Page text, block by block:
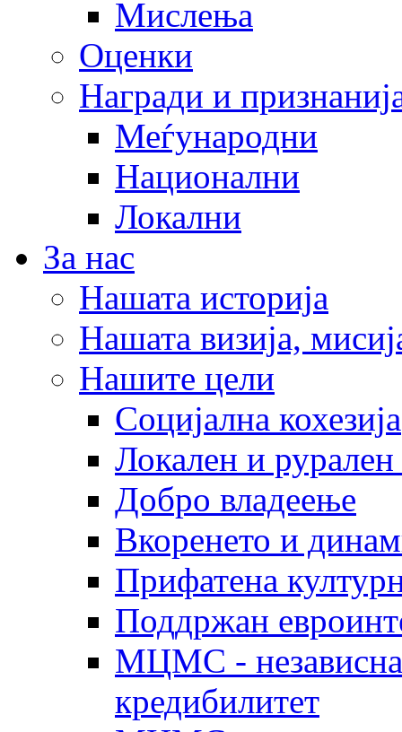
Мислења
Оценки
Награди и
Меѓународни
Национални
Локални
За нас
Нашата историја
Нашата визија,
Нашите цели
Социјална кохезија
Локален и рурален
Добро владеење
Вкоренето и
Прифатена
Поддржан
МЦМС - независна
кредибилитет